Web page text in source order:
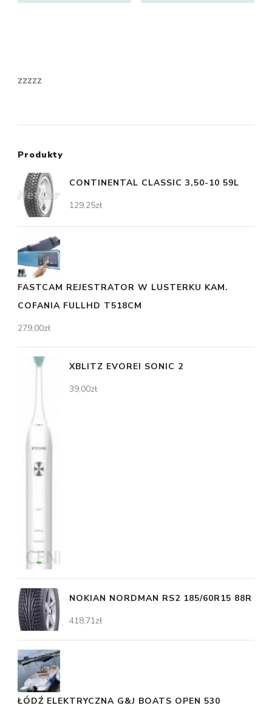
zzzzz
Produkty
CONTINENTAL CLASSIC 3,50-10 59L
129,25zł
FASTCAM REJESTRATOR W LUSTERKU KAM.
COFANIA FULLHD T518CM
279,00zł
XBLITZ EVOREI SONIC 2
39,00zł
NOKIAN NORDMAN RS2 185/60R15 88R
418,71zł
ŁÓDŹ ELEKTRYCZNA G&J BOATS OPEN 530